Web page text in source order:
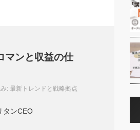
ンと収益の仕
: 最新トレンドと戦略拠点
タンCEO